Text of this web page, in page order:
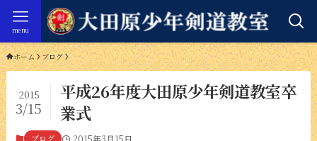
menu
ホーム ブログ
平成26年度大田原少年剣道教室卒
業式
2015
3/15
ブログ